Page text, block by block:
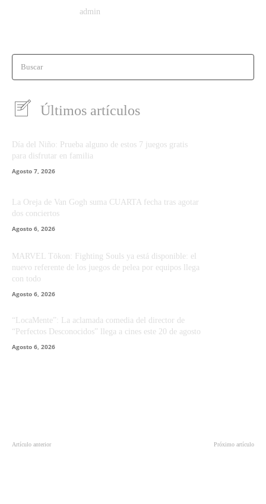
admin
Buscar
Últimos artículos
Día del Niño: Prueba alguno de estos 7 juegos gratis
para disfrutar en familia
Agosto 7, 2026
La Oreja de Van Gogh suma CUARTA fecha tras agotar
dos conciertos
Agosto 6, 2026
MARVEL Tōkon: Fighting Souls ya está disponible: el
nuevo referente de los juegos de pelea por equipos llega
con todo
Agosto 6, 2026
“LocaMente”: La aclamada comedia del director de
“Perfectos Desconocidos” llega a cines este 20 de agosto
Agosto 6, 2026
Artículo anterior Próximo artículo